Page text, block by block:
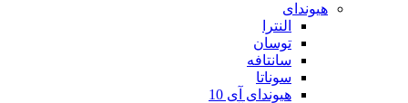
هیوندای
النترا
توسان
سانتافه
سوناتا
هیوندای آی 10